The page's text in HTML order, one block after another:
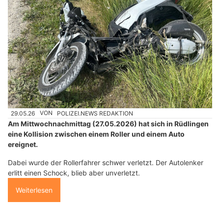
29.05.26 VON POLIZEI.NEWS REDAKTION
Am Mittwochnachmittag (27.05.2026) hat sich in Rüdlingen
eine Kollision zwischen einem Roller und einem Auto
ereignet.
Dabei wurde der Rollerfahrer schwer verletzt. Der Autolenker
erlitt einen Schock, blieb aber unverletzt.
Weiterlesen